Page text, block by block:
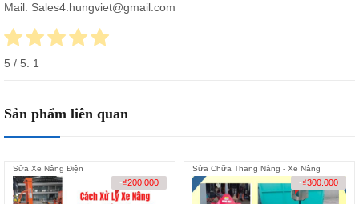
Mail: Sales4.hungviet@gmail.com
5 / 5. 1
Sản phẩm liên quan
Sửa Xe Nâng Điện
-₫200.000
Sửa Chữa Thang Nâng - Xe Nâng
-₫300.000